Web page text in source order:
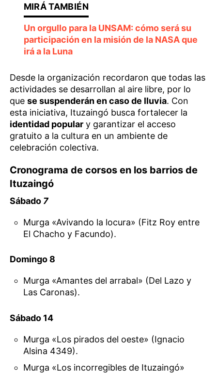
Un orgullo para la UNSAM: cómo será su
participación en la misión de la NASA que
irá a la Luna
Desde la organización recordaron que todas las
actividades se desarrollan al aire libre, por lo
que se suspenderán en caso de lluvia. Con
esta iniciativa, Ituzaingó busca fortalecer la
identidad popular y garantizar el acceso
gratuito a la cultura en un ambiente de
celebración colectiva.
Cronograma de corsos en los barrios de
Ituzaingó
Sábado 7
Murga «Avivando la locura» (Fitz Roy entre
El Chacho y Facundo).
Domingo 8
Murga «Amantes del arrabal» (Del Lazo y
Las Caronas).
Sábado 14
Murga «Los pirados del oeste» (Ignacio
Alsina 4349).
Murga «Los incorregibles de Ituzaingó»